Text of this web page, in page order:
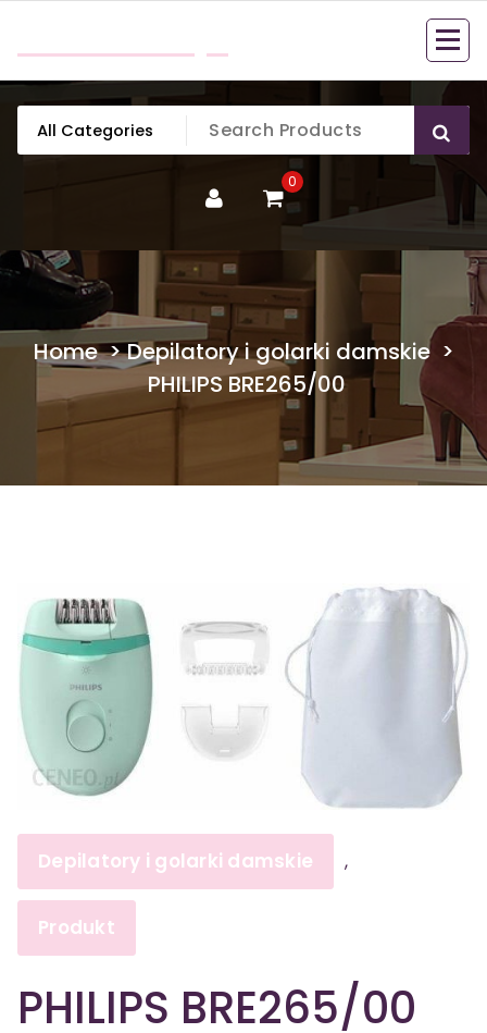
content
0
Home>Depilatory i golarki damskie >
PHILIPS BRE265/00
Depilatory i golarki damskie ,
Produkt
PHILIPS BRE265/00